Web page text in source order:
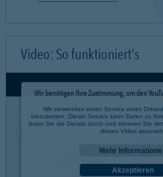
Video: So funktioniert's
Wir benötigen Ihre Zustimmung, um den
Wir verwenden einen Service eines
einzubetten. Dieser Service kann Daten zu
lesen Sie die Details durch und stimmen Sie
dieses Video
Mehr
Akzeptieren